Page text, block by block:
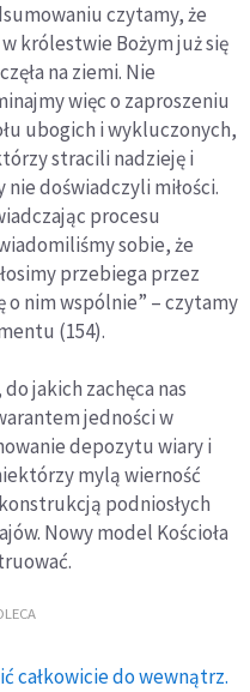
czytamy, że
królestwie Bożym już się
na ziemi. Nie
więc o zaproszeniu
ubogich i wykluczonych,
stracili nadzieję i
nie doświadczyli miłości.
procesu
sobie, że
przebiega przez
o nim wspólnie” – czytamy
(154).
jakich zachęca nas
jedności w
depozytu wiary i
mylą wierność
podniosłych
Nowy model Kościoła
całkowicie do wewnątrz.